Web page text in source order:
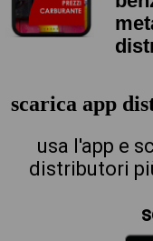
scarica app
usa l'app e
distributori